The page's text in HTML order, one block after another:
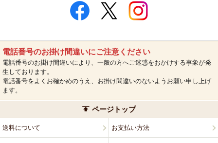
電話番号のお掛け間違いにご注意ください
電話番号のお掛け間違いにより、一般の方へご迷惑をおかけする事象が発
生しております。
電話番号をよくお確かめのうえ、お掛け間違いのないようお願い申し上げ
ます。
ページトップ
送料について お支払い方法